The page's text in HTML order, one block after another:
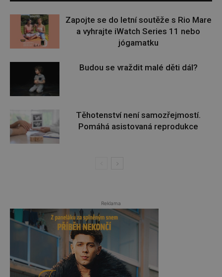
Zapojte se do letní soutěže s Rio Mare
a vyhrajte iWatch Series 11 nebo
jógamatku
Budou se vraždit malé děti dál?
Těhotenství není samozřejmostí.
Pomáhá asistovaná reprodukce
Reklama